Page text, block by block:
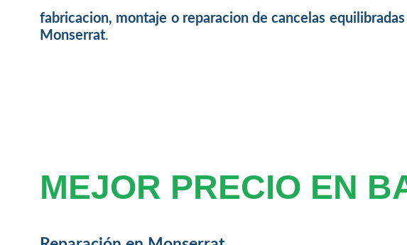
fabricacion, montaje o reparacion de cancelas
Monserrat.
MEJOR PRECIO EN